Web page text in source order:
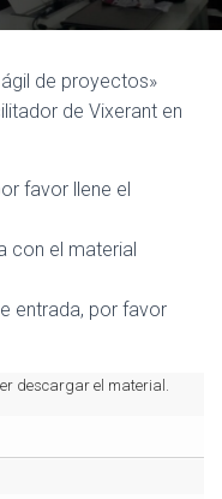
de proyectos»
de Vixerant en
favor llene el
con el material
entrada, por favor
descargar el material.